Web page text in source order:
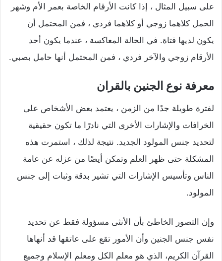
على سبيل المثال ، إذا كانت الأرقام الخاصة بعمر الأم وشهر
الحمل كلاهما زوجي أو كلاهما فردي ، فمن المحتمل أن
يكون لديها فتاة. في الحالة المعاكسة ، عندما يكون أحد
الأرقام زوجي والآخر فردي ، فمن المحتمل أنها حامل بصبي.
معرفة نوع الجنين بالقران
لفترة طويلة جدًا من الزمن ، يعتمد بعض الأشخاص على
الخرافات والإشارات الأخرى التي نادرًا ما تكون حقيقية
لتحديد جنس المولود الجديد. نتيجة لذلك ، استمرت هذه
المشكلة حتى ظهر العلم وتمكن أيضًا من عزله عن عامة
الناس وتأسيس الإشارات التي تشير بدقة وثبات إلى جنس
المولود.
وإن التصور الخاطئ بأن الأنثى مسؤولة فقط عن تحديد
نفس جنس الجنين وأن الأمور تقع على عاتقها قد أنهاها
القرآن الكريم، الذي هو معلم الكل ومعلم الإسلام وجميع